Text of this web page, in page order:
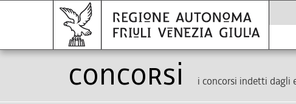
Concorsi i concorsi indetti dagli